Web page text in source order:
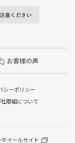
お客様の声
シーポリシー
取組について
イールサイト
ル交換/その他